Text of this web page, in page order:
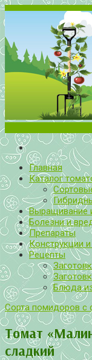
Все о томатах.
Выращивание и
Главная
Каталог
Выращивание
Болезни и
Препараты
Конструкции
Рецепты
Блюда
Сорта помидоров с
Томат
сладкий